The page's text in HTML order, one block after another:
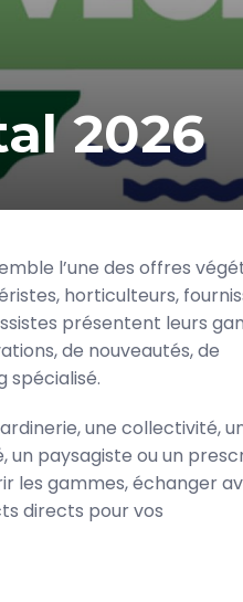
2026
l’une des offres
horticulteurs,
présentent leurs
de nouveautés, de
spécialisé.
une collectivité,
un paysagiste ou un
les gammes, échanger
directs pour vos